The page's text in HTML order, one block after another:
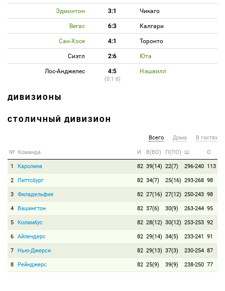
Эдмонтон 3:1 Чикаго
Вегас 6:3 Калгари
Сан-Хосе 4:1 Торонто
Сиэтл 2:6 Юта
Лос-Анджелес 4:5 Нэшвилл
(0:1 б)
ДИВИЗИОНЫ
СТОЛИЧНЫЙ ДИВИЗИОН
Всего Дома В гостях
№ Команда И В(ВО) П(ПО) Ш О
1 Каролина 82 39(14) 22(7) 296-240 113
2 Питтсбург 82 34(7) 25(16) 293-268 98
3 Филадельфия 82 27(16) 27(12) 250-243 98
4 Вашингтон 82 37(6) 30(9) 263-244 95
5 Коламбус 82 28(12) 30(12) 253-253 92
6 Айлендерс 82 29(14) 34(5) 233-241 91
7 Нью-Джерси 82 29(13) 37(3) 230-254 87
8 Рейнджерс 82 25(9) 39(9) 238-250 77